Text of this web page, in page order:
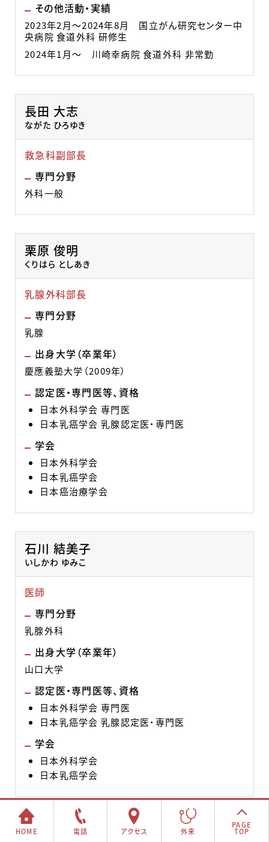
その他活動・実績
2023年2月～2024年8月 国立がん研究センター中
央病院 食道外科 研修生
2024年1月～ 川崎幸病院 食道外科 非常勤
長田 大志
ながた ひろゆき
救急科副部長
専門分野
外科一般
栗原 俊明
くりはら としあき
乳腺外科部長
専門分野
乳腺
出身大学（卒業年）
慶應義塾大学（2009年）
認定医・専門医等、資格
日本外科学会 専門医
日本乳癌学会 乳腺認定医・専門医
学会
日本外科学会
日本乳癌学会
日本癌治療学会
石川 結美子
いしかわ ゆみこ
医師
専門分野
乳腺外科
出身大学（卒業年）
山口大学
認定医・専門医等、資格
日本外科学会 専門医
日本乳癌学会 乳腺認定医・専門医
学会
日本外科学会
日本乳癌学会
牛山 心平
HOME 電話 アクセス 外来
PAGE
TOP